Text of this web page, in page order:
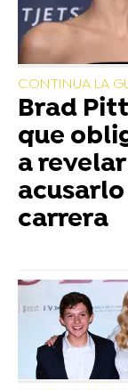
CONTINUA LA
Brad
que
a
carrera